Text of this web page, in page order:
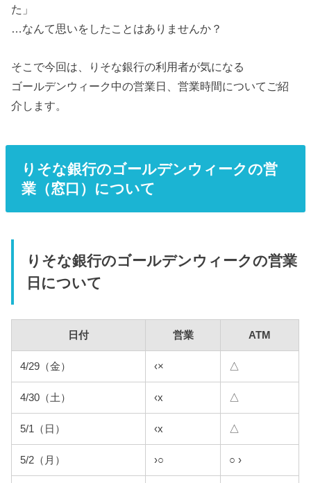
た」
…なんて思いをしたことはありませんか？
そこで今回は、りそな銀行の利用者が気になる
ゴールデンウィーク中の営業日、営業時間についてご紹
介します。
りそな銀行のゴールデンウィークの営
業（窓口）について
りそな銀行のゴールデンウィークの営業
日について
日付 営業 ATM
4/29（金） ‹× △
4/30（土） ‹x △
5/1（日） ‹x △
5/2（月） ›○ ○ ›